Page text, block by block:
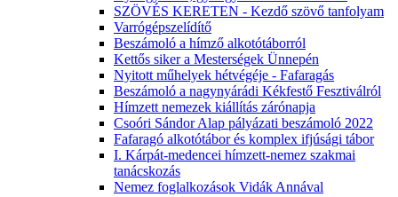
SZÖVÉS KERETEN - Kezdő szövő tanfolyam
Varrógépszelídítő
Beszámoló a hímző alkotótáborról
Kettős siker a Mesterségek Ünnepén
Nyitott műhelyek hétvégéje - Fafaragás
Beszámoló a nagynyárádi Kékfestő Fesztiválról
Hímzett nemezek kiállítás zárónapja
Csoóri Sándor Alap pályázati beszámoló 2022
Fafaragó alkotótábor és komplex ifjúsági tábor
I. Kárpát-medencei hímzett-nemez szakmai
tanácskozás
Nemez foglalkozások Vidák Annával